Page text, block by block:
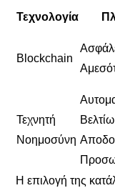
Τεχνολογία
Blockchain
Τεχνητή
Νοημοσύνη
Η επιλογή της